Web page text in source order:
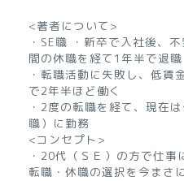
<著者について>
・SE職 ・新卒で入社後、
間の休職を経て1年半で退職
・転職活動に失敗し、低賃
で2年半ほど働く
・2度の転職を経て、現在
職）に勤務
<コンセプト>
・20代（ＳＥ）の方で仕事
転職・休職の選択を今まさ